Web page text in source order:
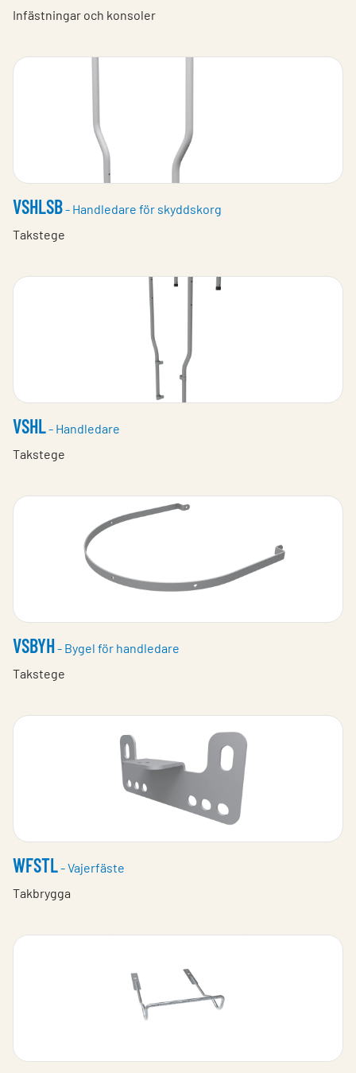
Infästningar och konsoler
VSHLSB- Handledare för skyddskorg
Takstege
VSHL- Handledare
Takstege
VSBYH- Bygel för handledare
Takstege
WFSTL- Vajerfäste
Takbrygga